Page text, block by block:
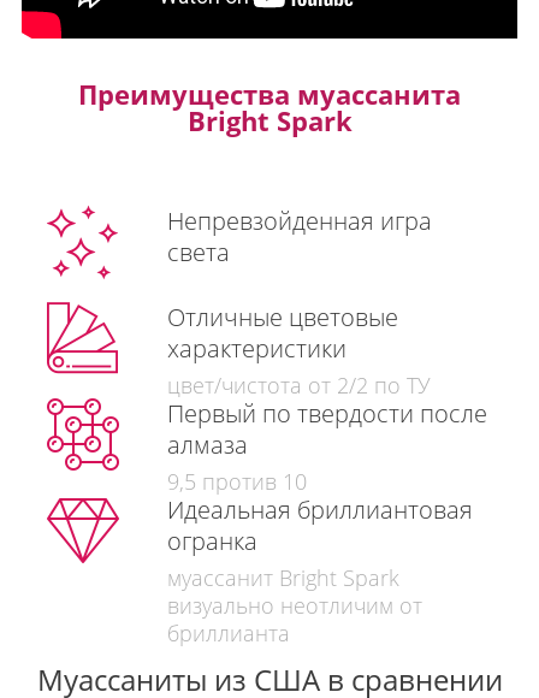
Преимущества муассанита
Bright Spark
Непревзойденная игра
света
Отличные цветовые
характеристики
цвет/чистота от 2/2 по ТУ
Первый по твердости после
алмаза
9,5 против 10
Идеальная бриллиантовая
огранка
муассанит Bright Spark
визуально неотличим от
бриллианта
Муассаниты из США в сравнении